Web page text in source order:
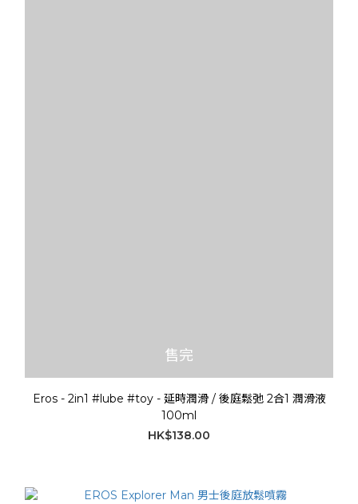
售完
Eros - 2in1 #lube #toy - 延時潤滑 / 後庭鬆弛 2合1 潤滑液
100ml
HK$138.00